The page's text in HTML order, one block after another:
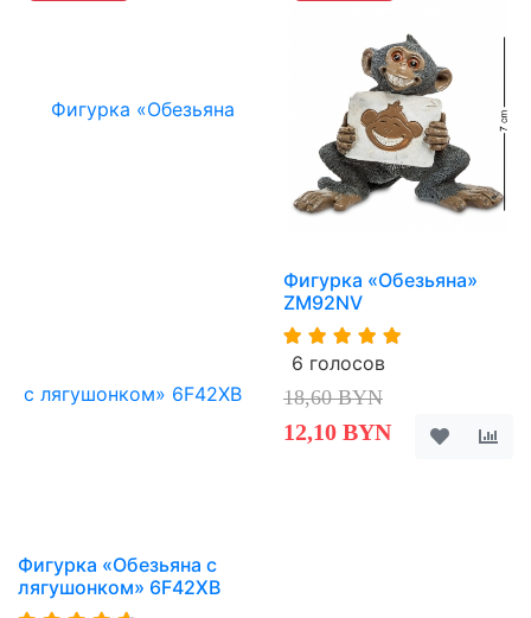
Фигурка «Обезьяна с
лягушонком» 6F42XB
Фигурка «Обезьяна»
ZM92NV
6 голосов
18,60 BYN
12,10 BYN